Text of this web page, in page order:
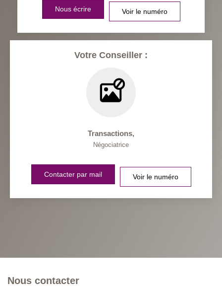
Nous écrire Voir le numéro
Votre Conseiller :
Transactions,
Négociatrice
Contacter par mail Voir le numéro
Nous contacter